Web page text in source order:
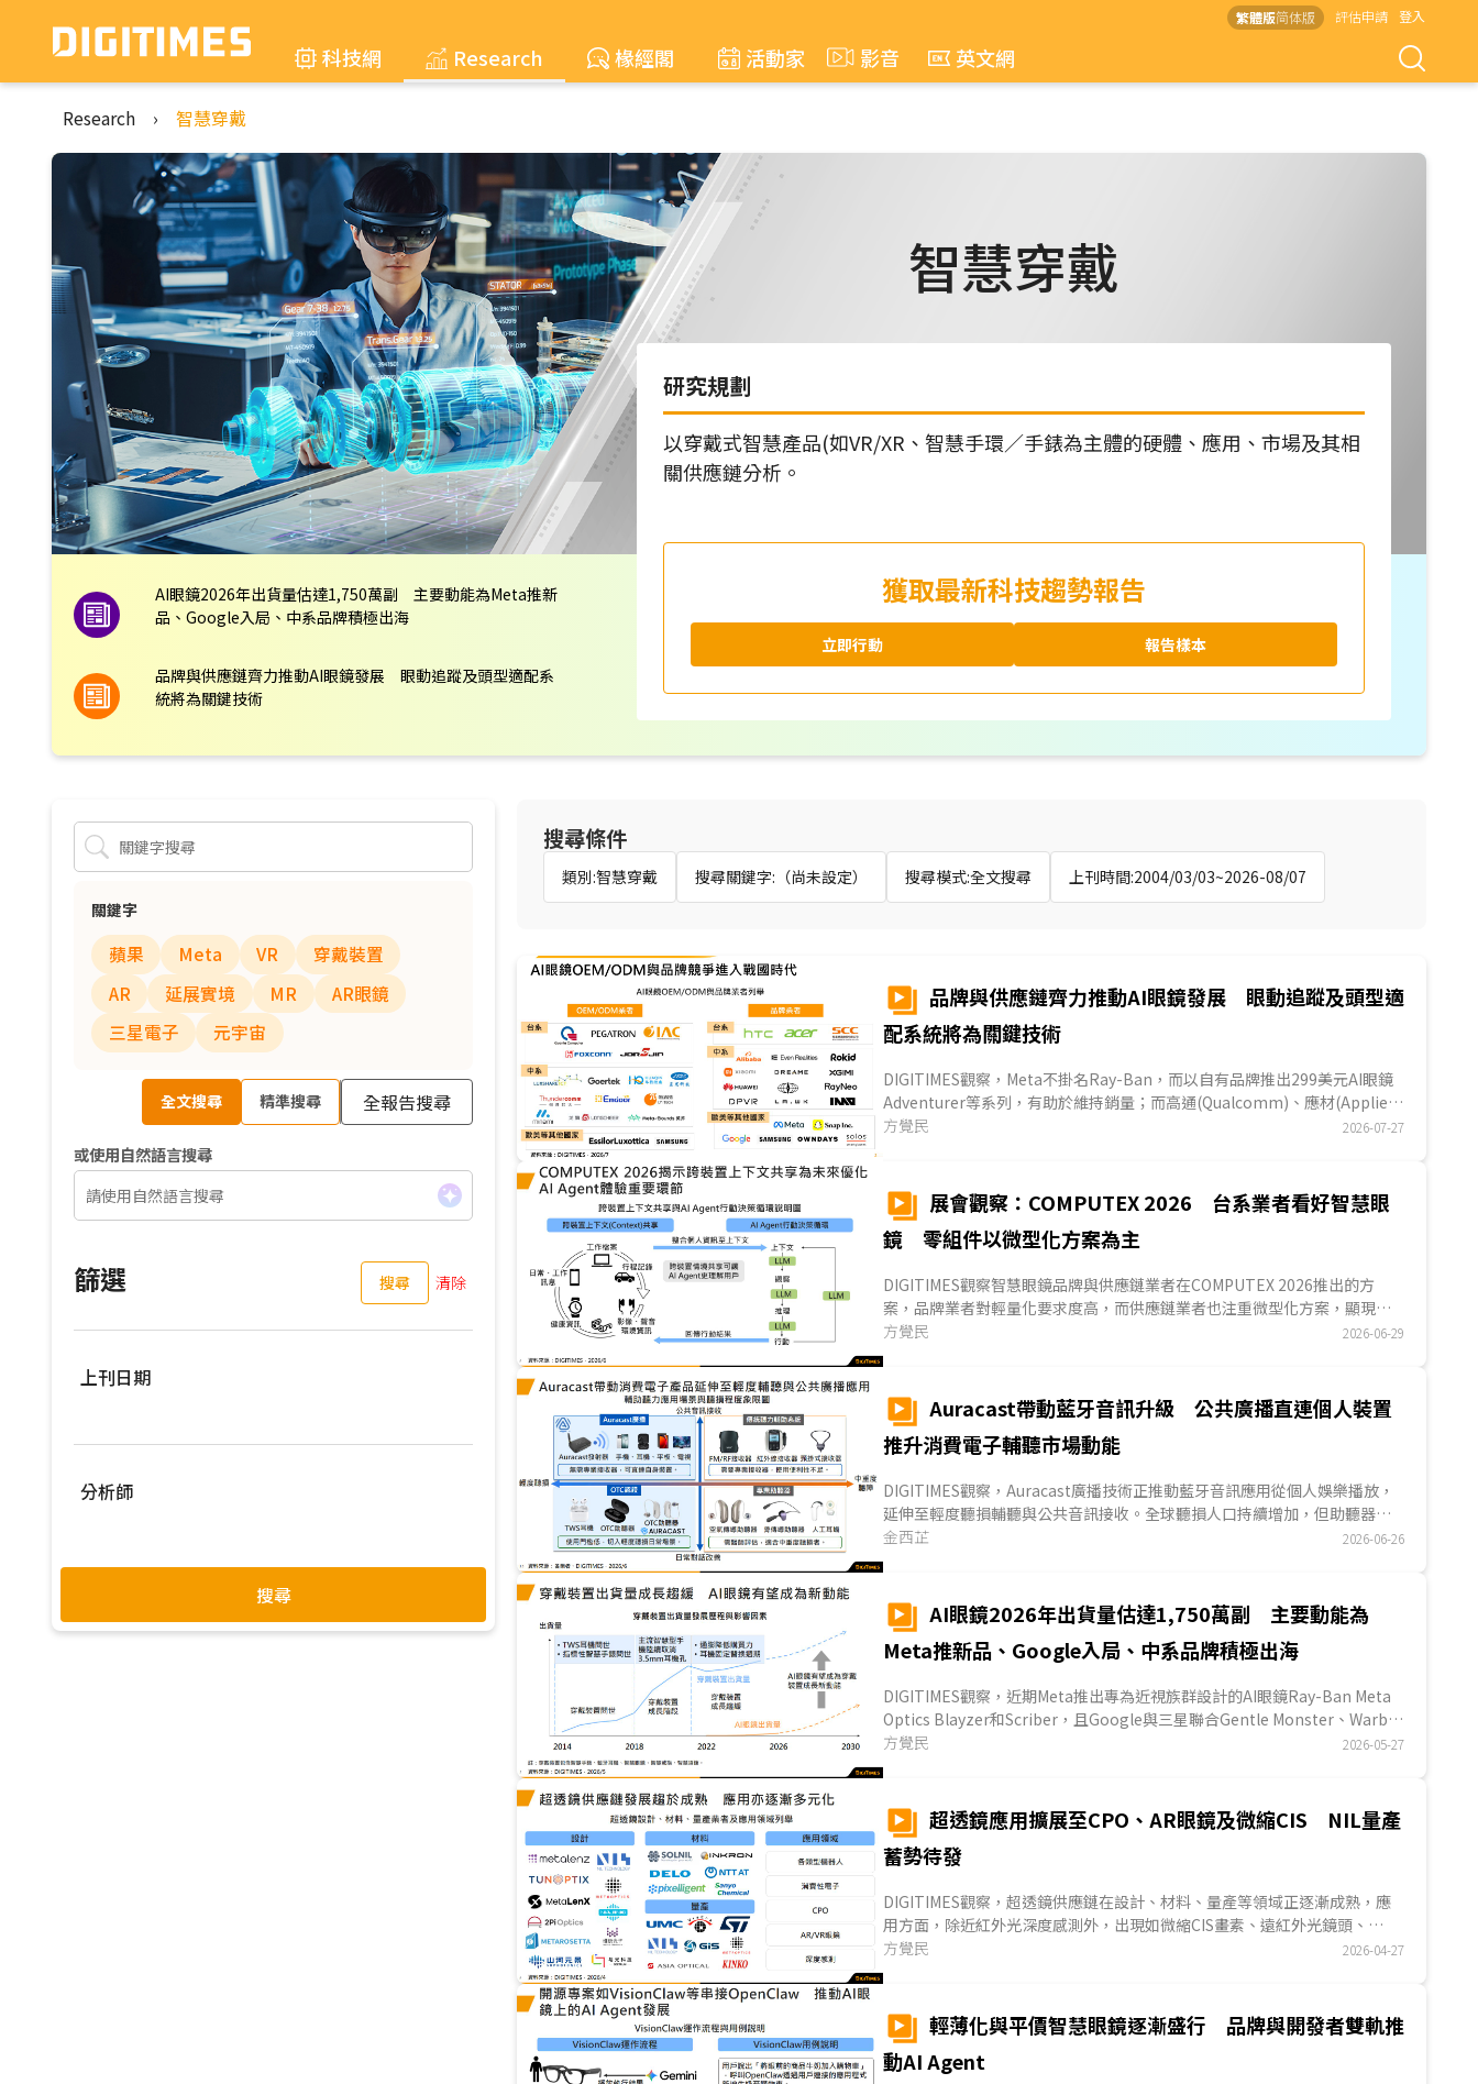
繁體版简体版 評估申請 登入
科技網 Research 椽經閣 活動家 影音 英文網
Research › 智慧穿戴
智慧穿戴
研究規劃
以穿戴式智慧產品(如VR/XR、智慧手環／手錶為主體的硬體、應用、市場及其相
關供應鏈分析。
獲取最新科技趨勢報告
立即行動 報告樣本
AI眼鏡2026年出貨量估達1,750萬副 主要動能為Meta推新
品、Google入局、中系品牌積極出海
品牌與供應鏈齊力推動AI眼鏡發展 眼動追蹤及頭型適配系
統將為關鍵技術
關鍵字
蘋果 Meta VR
穿戴裝置
AR
延展實境 MR
AR眼鏡
三星電子
元宇宙
全文搜尋 精準搜尋 全報告搜尋
或使用自然語言搜尋
篩選 搜尋 清除
上刊日期
分析師
林俊吉
搜尋
搜尋條件
類別:智慧穿戴 搜尋關鍵字:（尚未設定） 搜尋模式:全文搜尋 上刊時間:2004/03/03~2026-08/07
品牌與供應鏈齊力推動AI眼鏡發展 眼動追蹤及頭型適
配系統將為關鍵技術
DIGITIMES觀察，Meta不掛名Ray-Ban，而以自有品牌推出299美元AI眼鏡
Adventurer等系列，有助於維持銷量；而高通(Qualcomm)、應材(Applied
Materials)等供應鏈業...
方覺民 2026-07-27
展會觀察：COMPUTEX 2026 台系業者看好智慧眼
鏡 零組件以微型化方案為主
DIGITIMES觀察智慧眼鏡品牌與供應鏈業者在COMPUTEX 2026推出的方
案，品牌業者對輕量化要求度高，而供應鏈業者也注重微型化方案，顯現智
慧眼鏡配戴舒適度、外觀接受度仍為產業積極優化的主要方向，而台系業者
如宏碁、魔力朋、威剛、乾坤科技、義隆電等展出智慧眼鏡產品與零組件方
方覺民 2026-06-29
Auracast帶動藍牙音訊升級 公共廣播直連個人裝置
推升消費電子輔聽市場動能
DIGITIMES觀察，Auracast廣播技術正推動藍牙音訊應用從個人娛樂播放，
延伸至輕度聽損輔聽與公共音訊接收。全球聽損人口持續增加，但助聽器使
用率仍不到2成，其中，輕...
金西芷 2026-06-26
AI眼鏡2026年出貨量估達1,750萬副 主要動能為
Meta推新品、Google入局、中系品牌積極出海
DIGITIMES觀察，近期Meta推出專為近視族群設計的AI眼鏡Ray-Ban Meta
Optics Blayzer和Scriber，且Google與三星聯合Gentle Monster、Warby
Parker推出AI眼鏡，加上中系品牌如Rokid等積極拓展海外市場等因素，將推
升AI眼鏡2026年出貨量達1,750萬副。DIGITIMES看好AI眼鏡市場發展，預估
牌相繼布局AI眼鏡引起市場關注外，AI Agent應用也將推動AI眼鏡成長，預
期AI眼鏡將成為驅動未來個人AI Agent的入口。...
方覺民 2026-05-27
超透鏡應用擴展至CPO、AR眼鏡及微縮CIS NIL量產
蓄勢待發
DIGITIMES觀察，超透鏡供應鏈在設計、材料、量產等領域正逐漸成熟，應
用方面，除近紅外光深度感測外，出現如微縮CIS畫素、遠紅外光鏡頭、
CPO、懸浮／防窺螢幕、AR光波導等多元化應用；量產技術方面，目前DUV
微影技術製造超透鏡已進入量產及商業化，雷射直寫(DLW)已用於小規模量
超透鏡正蓬勃發展中。...
方覺民 2026-04-27
輕薄化與平價智慧眼鏡逐漸盛行 品牌與開發者雙軌推
動AI Agent